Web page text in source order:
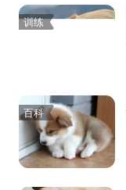
训练
百科